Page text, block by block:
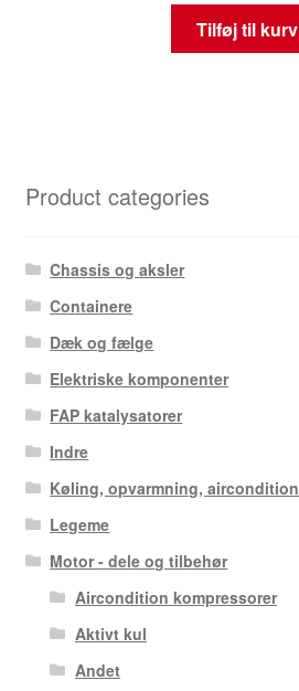
Tilføj til kurv
Product categories
Chassis og aksler
Containere
Dæk og fælge
Elektriske komponenter
FAP katalysatorer
Indre
Køling, opvarmning, aircondition
Legeme
Motor - dele og tilbehør
Aircondition kompressorer
Aktivt kul
Andet